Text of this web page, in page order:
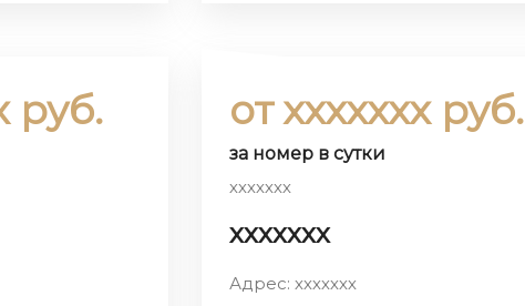
руб. от ххххххх руб.
за номер в сутки
ххххххх
ххххххх
Адрес: ххххххх